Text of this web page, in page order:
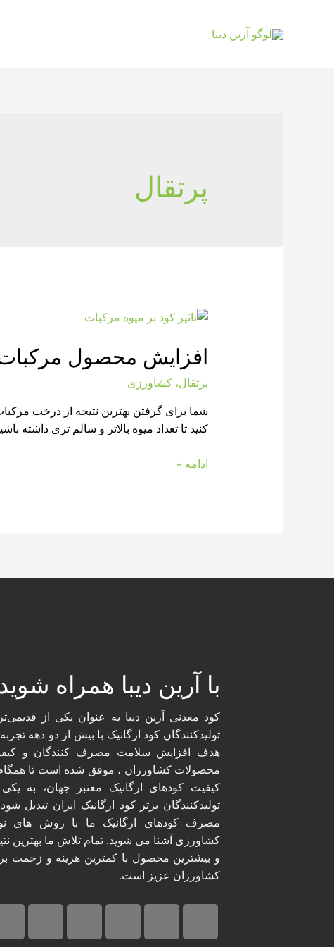
پرتقال
افزایش محصول
پرتقال، کشاورزی
شما برای گرفتن بهترین نتیجه از درخت
کنید تا تعداد میوه بالاتر و سالم تری داشته باشید تاثیر مواد
ادامه »
با آرین دیبا همراه شوید​
کود معدنی آرین دیبا به عنوان یکی از
تولیدکنندگان کود ارگانیک با بیش از دو دهه
هدف افزایش سلامت مصرف کنندگان و
محصولات کشاورزان ، موفق شده است تا همگام
کیفیت کودهای ارگانیک معتبر جهان، به یکی
تولیدکنندگان برتر کود ارگانیک ایران تبدیل
مصرف کودهای ارگانیک ما با روش های
کشاورزی آشنا می شوید. تمام تلاش ما بهترین
و بیشترین محصول با کمترین هزینه و زحمت
کشاورزان عزیز است.​